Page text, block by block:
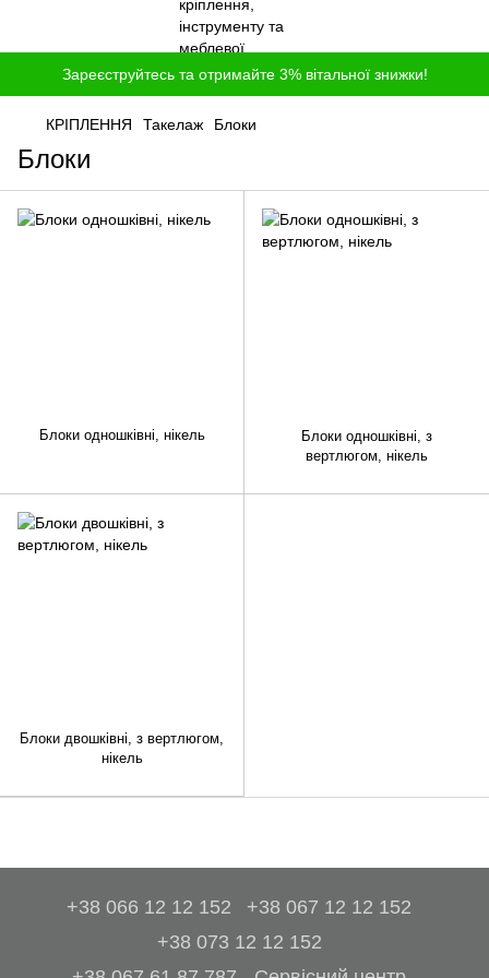
Зареєструйтесь та отримайте 3% вітальної знижки!
КРІПЛЕННЯ Такелаж Блоки
Блоки
Блоки одношківні, нікель
Блоки одношківні, з
вертлюгом, нікель
Блоки двошківні, з вертлюгом,
нікель
+38 066 12 12 152
+38 067 12 12 152
+38 073 12 12 152